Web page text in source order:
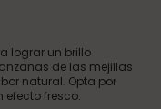
lograr un brillo
de las mejillas
natural. Opta por
fresco.